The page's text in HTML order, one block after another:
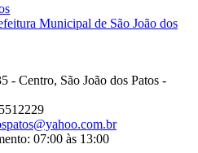
- Centro, São João dos Patos -
07:00 às 13:00